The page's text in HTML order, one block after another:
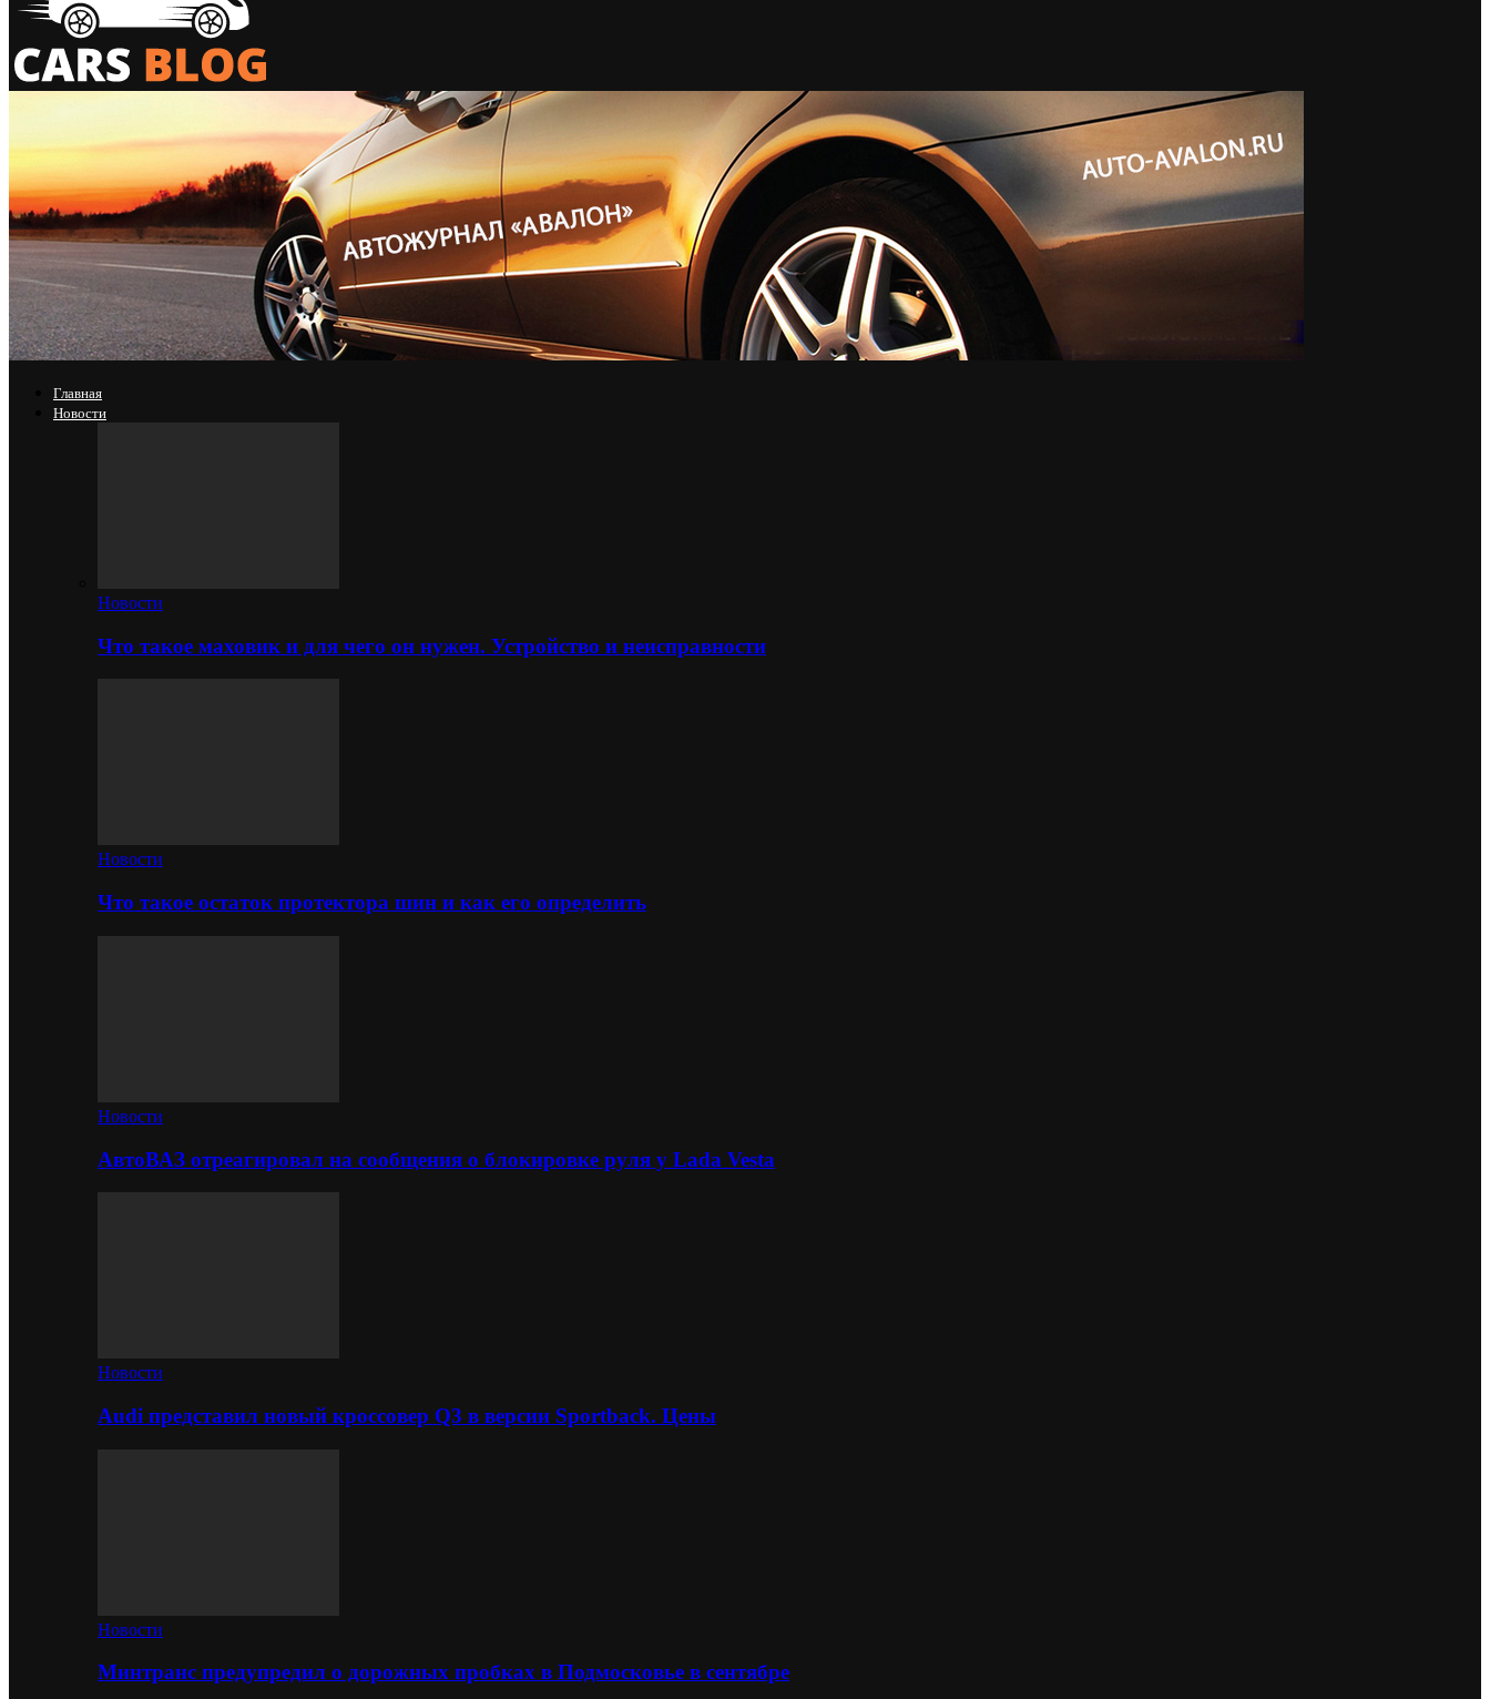
Главная
Новости
Новости
Что такое маховик и для чего он нужен. Устройство и неисправности
Новости
Что такое остаток протектора шин и как его определить
Новости
АвтоВАЗ отреагировал на сообщения о блокировке руля у Lada Vesta
Новости
Audi представил новый кроссовер Q3 в версии Sportback. Цены
Новости
Минтранс предупредил о дорожных пробках в Подмосковье в сентябре